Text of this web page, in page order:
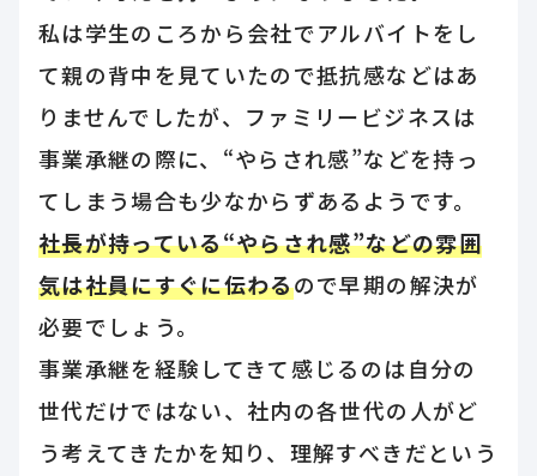
私は学生のころから会社でアルバイトをし
て親の背中を見ていたので抵抗感などはあ
りませんでしたが、ファミリービジネスは
事業承継の際に、“やらされ感”などを持っ
てしまう場合も少なからずあるようです。
社長が持っている“やらされ感”などの雰囲
気は社員にすぐに伝わるので早期の解決が
必要でしょう。
事業承継を経験してきて感じるのは自分の
世代だけではない、社内の各世代の人がど
う考えてきたかを知り、理解すべきだという